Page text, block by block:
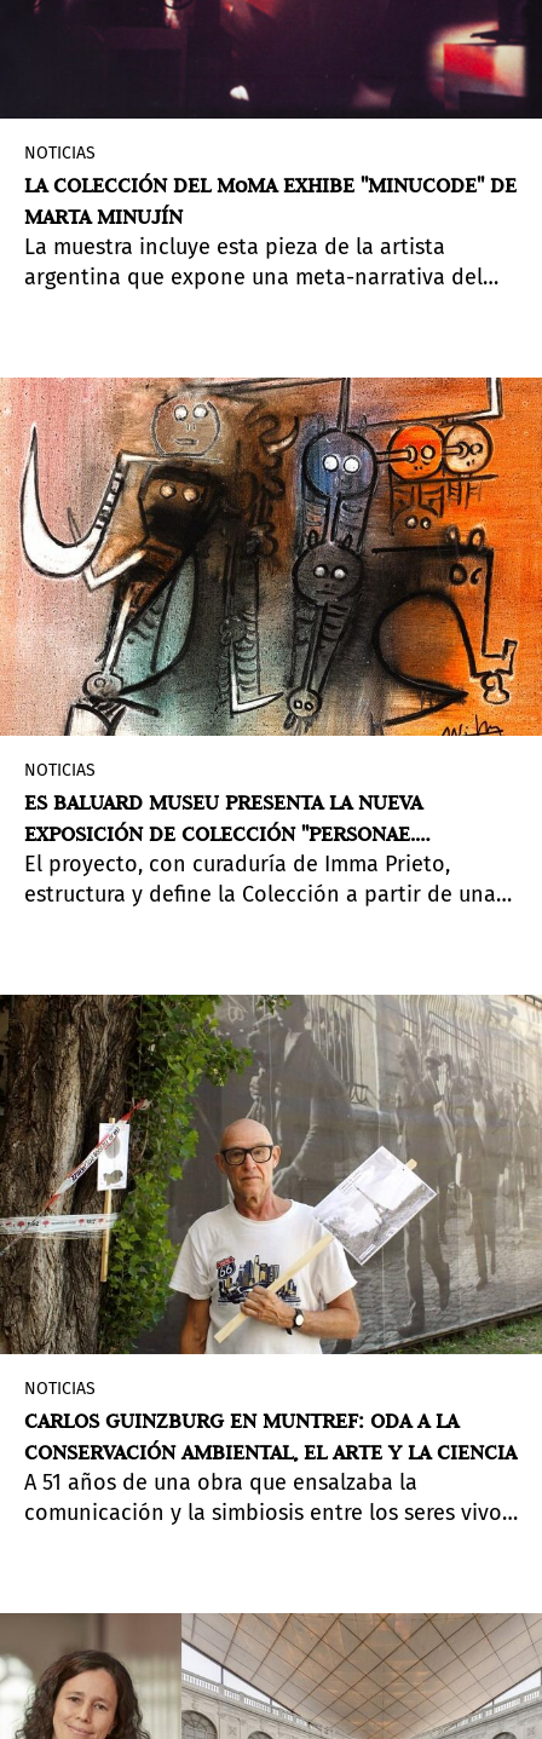
NOTICIAS
LA COLECCIÓN DEL MoMA EXHIBE "MINUCODE" DE
MARTA MINUJÍN
La muestra incluye esta pieza de la artista
argentina que expone una meta-narrativa del
NOTICIAS
ES BALUARD MUSEU PRESENTA LA NUEVA
EXPOSICIÓN DE COLECCIÓN "PERSONAE.
MÁSCARAS CONTRA LA BARBARIE"
El proyecto, con curaduría de Imma Prieto,
estructura y define la Colección a partir de una
contextos. Además, nos acerca a la construcción
de la identidad a partir de la relación entre
cuerpo, sujeto e imagen. La muestra se podrá
visitar en el Espacio C del Museo hasta el 13 de
noviembre de 2022.
NOTICIAS
CARLOS GUINZBURG EN MUNTREF: ODA A LA
CONSERVACIÓN AMBIENTAL, EL ARTE Y LA CIENCIA
A 51 años de una obra que ensalzaba la
comunicación y la simbiosis entre los seres vivos
Carlos Ginzburg. El artista conceptual y teórico
volvió a desembarcar en Buenos Aires con la
muestra “MYCORHIZES: Los árboles se comunican
entre sí a través de una ‘internet ecológica’